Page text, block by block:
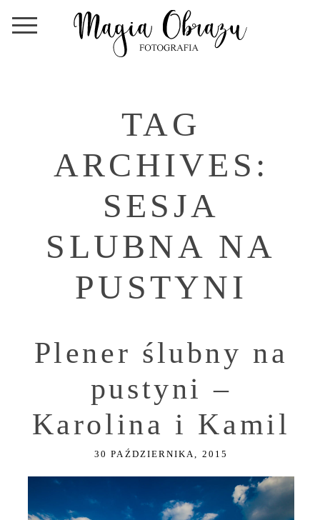
TAG
ARCHIVES:
SESJA
SLUBNA NA
PUSTYNI
Plener ślubny na
pustyni –
Karolina i Kamil
30 PAŹDZIERNIKA, 2015